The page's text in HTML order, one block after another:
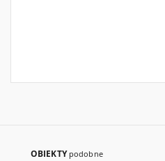
OBIEKTY podobne